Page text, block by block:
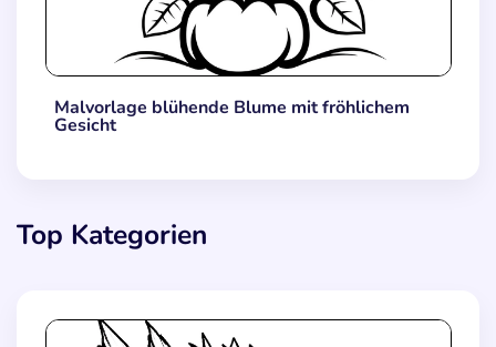
Malvorlage blühende Blume mit fröhlichem
Gesicht
Top Kategorien